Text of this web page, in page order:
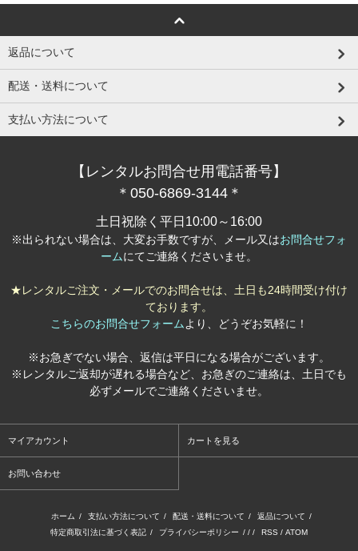
返品について
配送・送料について
支払い方法について
【レンタルお問合せ用電話番号】
＊050-6869-3144＊
土日祝除く平日10:00～16:00
※出られない場合は、大変お手数ですが、メール又はお問合せフォ
ームにてご連絡くださいませ。
★レンタルご注文・メールでのお問合せは、土日も24時間受け付け
ております。
こちらのお問合せフォーム より、どうぞお気軽に！
※お急ぎでない場合、返信は平日になる場合がございます。
※レンタルご返却が遅れる場合など、お急ぎのご連絡は、土日でも
必ずメールでご連絡くださいませ。
マイアカウント カートを見る
お問い合わせ
ホーム / 支払い方法について / 配送・送料について / 返品について /
特定商取引法に基づく表記 / プライバシーポリシー / / / RSS / ATOM